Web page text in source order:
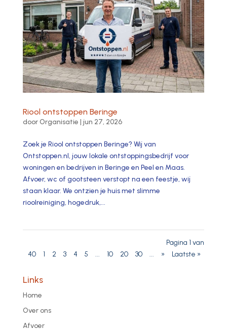
Riool ontstoppen Beringe
door Organisatie | jun 27, 2026
Zoek je Riool ontstoppen Beringe? Wij van
Ontstoppen.nl, jouw lokale ontstoppingsbedrijf voor
woningen en bedrijven in Beringe en Peel en Maas.
Afvoer, wc of gootsteen verstopt na een feestje, wij
staan klaar. We ontzien je huis met slimme
rioolreiniging, hogedruk,...
Pagina 1 van
40
1 2 3 4 5 ... 10 20 30 ... » Laatste »
Links
Home
Over ons
Afvoer